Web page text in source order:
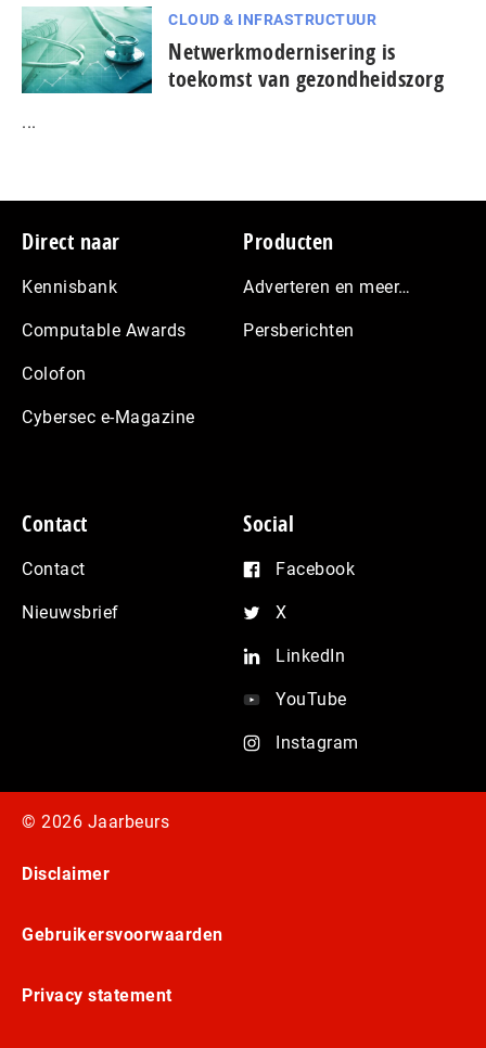
CLOUD & INFRASTRUCTUUR
Netwerkmodernisering is
toekomst van gezondheidszorg
...
Footer
Direct naar
Kennisbank
Computable Awards
Colofon
Cybersec e-Magazine
Producten
Adverteren en meer…
Persberichten
Contact
Contact
Nieuwsbrief
Social
Facebook
X
LinkedIn
YouTube
Instagram
© 2026 Jaarbeurs
Disclaimer
Gebruikersvoorwaarden
Privacy statement